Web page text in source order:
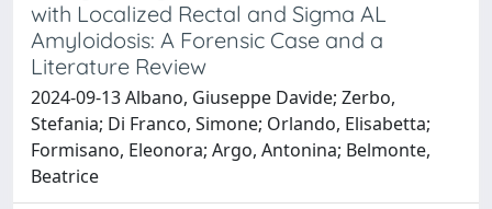
with Localized Rectal and Sigma AL
Amyloidosis: A Forensic Case and a
Literature Review
2024-09-13 Albano, Giuseppe Davide; Zerbo,
Stefania; Di Franco, Simone; Orlando, Elisabetta;
Formisano, Eleonora; Argo, Antonina; Belmonte,
Beatrice